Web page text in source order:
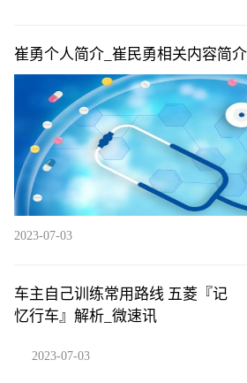
崔勇个人简介_崔民勇相关内容简
2023-07-03
车主自己训练常用路线 五菱『记
忆行车』解析_微速讯
2023-07-03